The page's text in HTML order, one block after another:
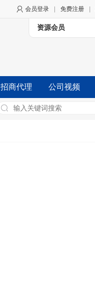
会员登录 免费注册
资源会员
招商代理 公司视频